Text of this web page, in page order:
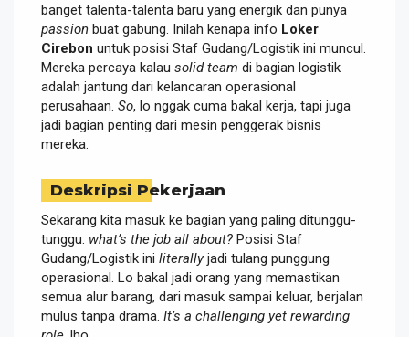
banget talenta-talenta baru yang energik dan punya
passion buat gabung. Inilah kenapa info Loker
Cirebon untuk posisi Staf Gudang/Logistik ini muncul.
Mereka percaya kalau solid team di bagian logistik
adalah jantung dari kelancaran operasional
perusahaan. So, lo nggak cuma bakal kerja, tapi juga
jadi bagian penting dari mesin penggerak bisnis
mereka.
Deskripsi Pekerjaan
Sekarang kita masuk ke bagian yang paling ditunggu-
tunggu: what’s the job all about? Posisi Staf
Gudang/Logistik ini literallyjadi tulang punggung
operasional. Lo bakal jadi orang yang memastikan
semua alur barang, dari masuk sampai keluar, berjalan
mulus tanpa drama. It’s a challenging yet rewarding